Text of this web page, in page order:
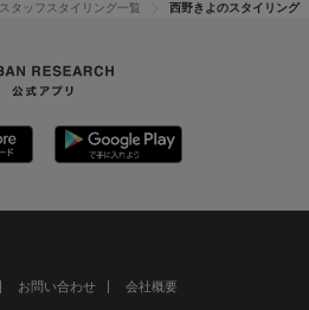
スタッフスタイリング一覧 西野きよのスタイリング
お問い合わせ 会社概要